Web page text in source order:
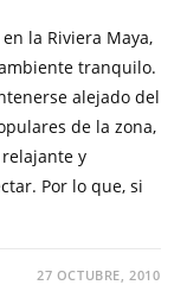
la Riviera Maya,
tranquilo.
alejado del
de la zona,
y
Por lo que, si
27 OCTUBRE, 2010